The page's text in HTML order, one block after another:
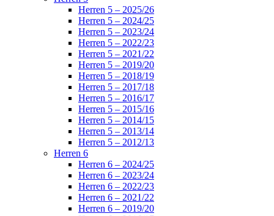
Herren 5 – 2025/26
Herren 5 – 2024/25
Herren 5 – 2023/24
Herren 5 – 2022/23
Herren 5 – 2021/22
Herren 5 – 2019/20
Herren 5 – 2018/19
Herren 5 – 2017/18
Herren 5 – 2016/17
Herren 5 – 2015/16
Herren 5 – 2014/15
Herren 5 – 2013/14
Herren 5 – 2012/13
Herren 6
Herren 6 – 2024/25
Herren 6 – 2023/24
Herren 6 – 2022/23
Herren 6 – 2021/22
Herren 6 – 2019/20